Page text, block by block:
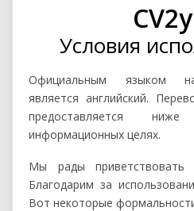
Условия
Официальным языком
является английский.
предоставляется
информационных целях.
Мы рады
Благодарим за
Вот некоторые